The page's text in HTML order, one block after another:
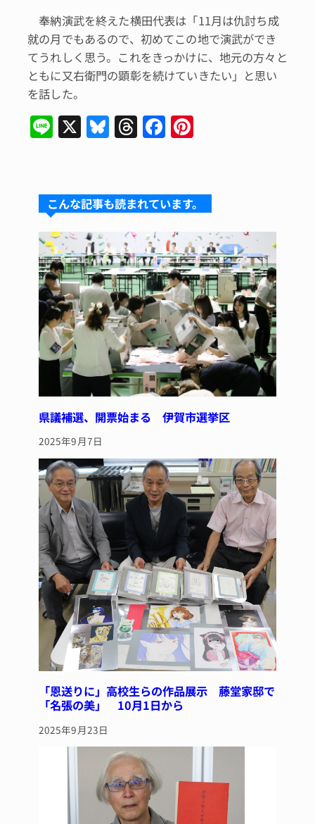
奉納演武を終えた横田代表は「11月は仇討ち成
就の月でもあるので、初めてこの地で演武ができ
てうれしく思う。これをきっかけに、地元の方々と
ともに又右衛門の顕彰を続けていきたい」と思い
を話した。
Li
n
X Bl
u
s
k
y
T
hr
a
d
s
F
a
e
b
o
o
k
re
st
こんな記事も読まれています。
県議補選、開票始まる 伊賀市選挙区
2025年9月7日
「恩送りに」高校生らの作品展示 藤堂家邸で
「名張の美」 10月1日から
2025年9月23日